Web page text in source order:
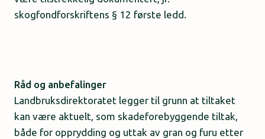
skogfondforskriftens § 12 første ledd.
Råd og anbefalinger
Landbruksdirektoratet legger til grunn at tiltaket
kan være aktuelt, som skadeforebyggende tiltak,
både for opprydding og uttak av gran og furu etter